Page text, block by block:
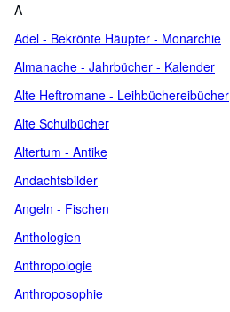
A
Adel - Bekrönte Häupter - Monarchie
Almanache - Jahrbücher - Kalender
Alte Heftromane - Leihbüchereibücher
Alte Schulbücher
Altertum - Antike
Andachtsbilder
Angeln - Fischen
Anthologien
Anthropologie
Anthroposophie